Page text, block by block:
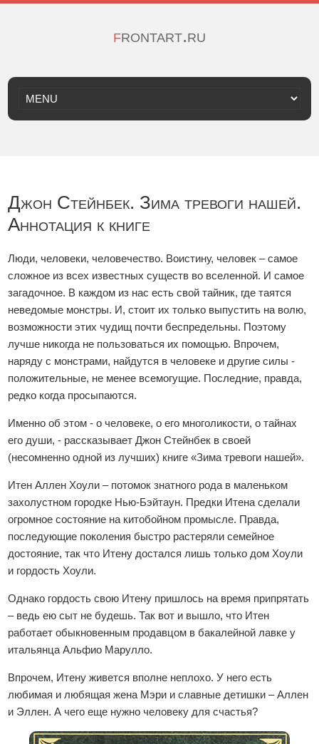
frontart.ru
Джон Стейнбек. Зима тревоги нашей.
Аннотация к книге
Люди, человеки, человечество. Воистину, человек – самое
сложное из всех известных существ во вселенной. И самое
загадочное. В каждом из нас есть свой тайник, где таятся
неведомые монстры. И, стоит их только выпустить на волю,
возможности этих чудищ почти беспредельны. Поэтому
лучше никогда не пользоваться их помощью. Впрочем,
наряду с монстрами, найдутся в человеке и другие силы -
положительные, не менее всемогущие. Последние, правда,
редко когда просыпаются.
Именно об этом - о человеке, о его многоликости, о тайнах
его души, - рассказывает Джон Стейнбек в своей
(несомненно одной из лучших) книге «Зима тревоги нашей».
Итен Аллен Хоули – потомок знатного рода в маленьком
захолустном городке Нью-Бэйтаун. Предки Итена сделали
огромное состояние на китобойном промысле. Правда,
последующие поколения быстро растеряли семейное
достояние, так что Итену достался лишь только дом Хоули
и гордость Хоули.
Однако гордость свою Итену пришлось на время припрятать
– ведь ею сыт не будешь. Так вот и вышло, что Итен
работает обыкновенным продавцом в бакалейной лавке у
итальянца Альфио Марулло.
Впрочем, Итену живется вполне неплохо. У него есть
любимая и любящая жена Мэри и славные детишки – Аллен
и Эллен. А чего еще нужно человеку для счастья?